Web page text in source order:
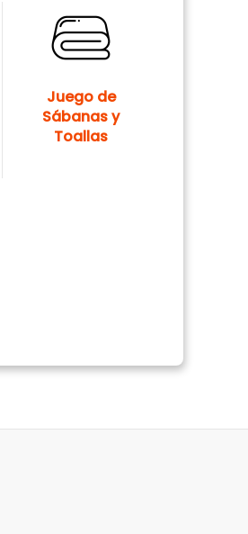
Juego de
Sábanas y
Toallas